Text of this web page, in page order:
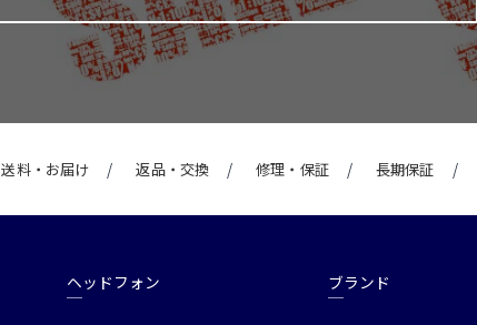
送料・お届け 返品・交換 修理・保証 長期保証
ヘッドフォン ブランド